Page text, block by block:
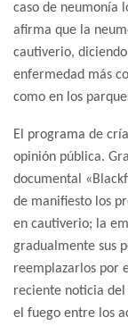
caso de neumonía
afirma que la
cautiverio,
enfermedad más
como en los
El programa de
opinión pública.
documental
de manifiesto los
en cautiverio; la
gradualmente sus
reemplazarlos por
reciente noticia
el fuego entre los